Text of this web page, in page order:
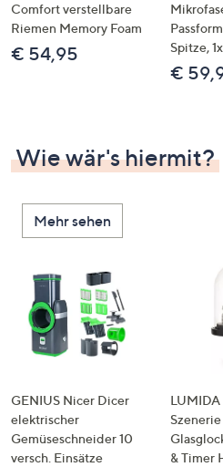
rechts,
um
diese
Comfort verstellbare
Riemen Memory Foam
€ 54,95
Spitze,
€
Wie wär's hiermit?
Mehr sehen
GENIUS Nicer Dicer
elektrischer
Gemüseschneider 10
versch. Einsätze
& Timer